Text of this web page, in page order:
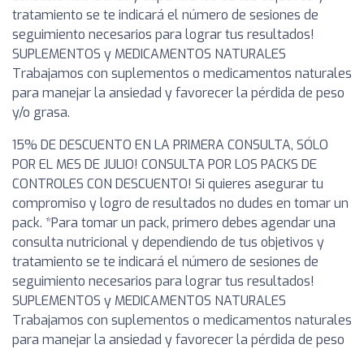
tratamiento se te indicará el número de sesiones de
seguimiento necesarios para lograr tus resultados!
SUPLEMENTOS y MEDICAMENTOS NATURALES
Trabajamos con suplementos o medicamentos naturales
para manejar la ansiedad y favorecer la pérdida de peso
y/o grasa.
15% DE DESCUENTO EN LA PRIMERA CONSULTA, SÓLO
POR EL MES DE JULIO! CONSULTA POR LOS PACKS DE
CONTROLES CON DESCUENTO! Si quieres asegurar tu
compromiso y logro de resultados no dudes en tomar un
pack. *Para tomar un pack, primero debes agendar una
consulta nutricional y dependiendo de tus objetivos y
tratamiento se te indicará el número de sesiones de
seguimiento necesarios para lograr tus resultados!
SUPLEMENTOS y MEDICAMENTOS NATURALES
Trabajamos con suplementos o medicamentos naturales
para manejar la ansiedad y favorecer la pérdida de peso